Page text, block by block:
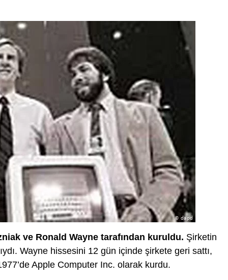
ve Ronald Wayne tarafından kuruldu. Şirketin
Wayne hissesini 12 gün içinde şirkete geri sattı,
Apple Computer Inc. olarak kurdu.